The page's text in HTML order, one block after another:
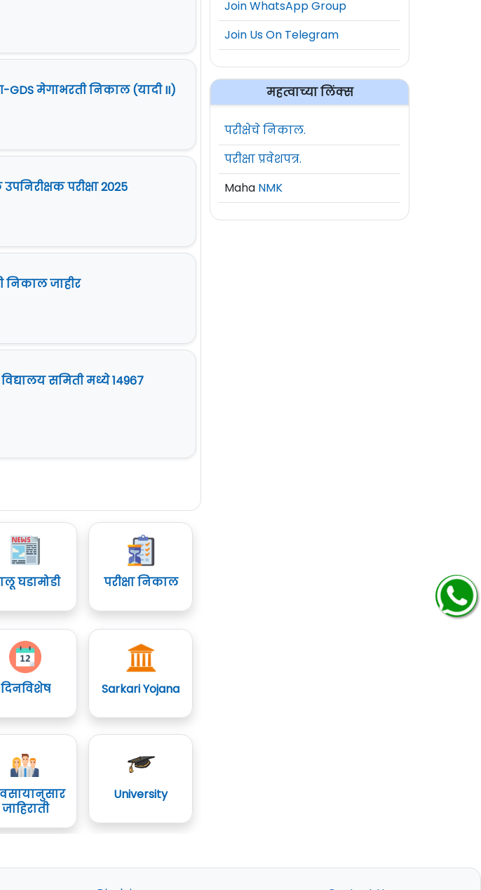
GDS मेगाभरती निकाल (यादी II)
परीक्षा 2025
निकाल जाहीर
समिती मध्ये 14967
घडामोडी परीक्षा निकाल
दिनविशेष Sarkari Yojana
जाहिराती
University
Join WhatsApp Group
Join Us On Telegram
महत्वाच्या लिंक्स
परीक्षेचे निकाल.
परीक्षा प्रवेशपत्र.
Maha NMK